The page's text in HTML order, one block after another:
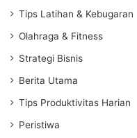
Tips Latihan & Kebugaran
Olahraga & Fitness
Strategi Bisnis
Berita Utama
Tips Produktivitas Harian
Peristiwa